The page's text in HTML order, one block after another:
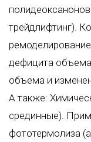
трейдлифтинг).
дефицита объeма
объема и
А также:
срединные).
фототермолиза